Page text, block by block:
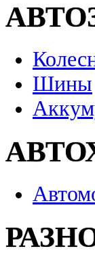
Шины